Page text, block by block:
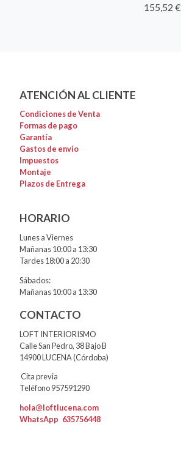
155,52 €
ATENCIÓN AL CLIENTE
Condiciones de Venta
Formas de pago
Garantía
Gastos de envío
Impuestos
Montaje
Plazos de Entrega
HORARIO
Lunes a Viernes
Mañanas 10:00 a 13:30
Tardes 18:00 a 20:30
Sábados:
Mañanas 10:00 a 13:30
CONTACTO
LOFT INTERIORISMO
Calle San Pedro, 38 Bajo B
14900 LUCENA (Córdoba)
Cita previa
Teléfono 957591290
hola@loftlucena.com
WhatsApp 635756448